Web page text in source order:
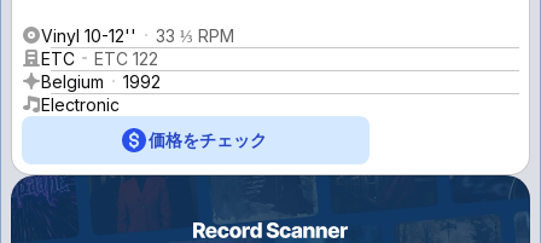
Vinyl 10-12''
33 ⅓ RPM
ETC
ETC 122
Belgium
1992
Electronic
価格をチェック